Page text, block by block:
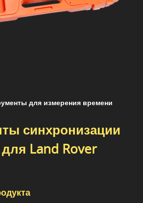
для измерения времени
синхронизации
Land Rover